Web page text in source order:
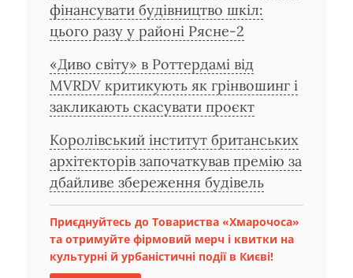
фінансувати будівництво шкіл:
цього разу у районі Рясне-2
«Диво світу» в Роттердамі від
MVRDV критикують як грінвошинг і
закликають скасувати проєкт
Королівський інститут британських
архітекторів започаткував премію за
дбайливе збереження будівель
Приєднуйтесь до Товариства «Хмарочоса»
та отримуйте фірмовий мерч і квитки на
культурні й урбаністичні події в Києві!